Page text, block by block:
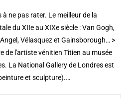
à ne pas rater. Le meilleur de la
du XIIe au XIXe siècle : Van Gogh,
Vélasquez et Gainsborough… >
de l'artiste vénitien Titien au musée
La National Gallery de Londres est
et sculpture).…